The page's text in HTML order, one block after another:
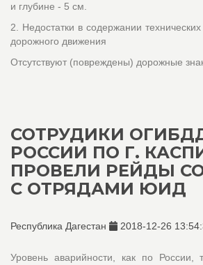
и глубине - 5 см.
2. Недостатки в содержании
дорожного движения
Отсутствуют (повреждены) дорожные
СОТРУДИКИ
РОССИИ ПО Г.
ПРОВЕЛИ РЕЙДЫ
С ОТРЯДАМИ ЮИД
Республика Дагестан 2018-12-26
Уровень аварийности, как по России,